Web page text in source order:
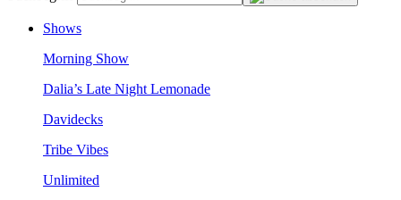
Shows
MorningShow
Dalia’sLateNightLemonade
Davidecks
TribeVibes
Unlimited